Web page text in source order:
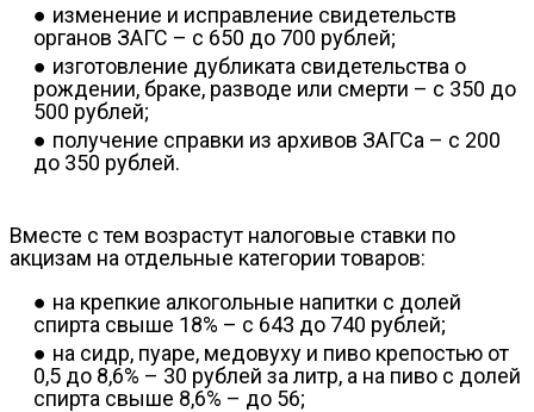
изменение и исправление свидетельств
органов ЗАГС – с 650 до 700 рублей;
изготовление дубликата свидетельства о
рождении, браке, разводе или смерти – с 350 до
500 рублей;
получение справки из архивов ЗАГСа – с 200
до 350 рублей.
Вместе с тем возрастут налоговые ставки по
акцизам на отдельные категории товаров:
на крепкие алкогольные напитки с долей
спирта свыше 18% – с 643 до 740 рублей;
на сидр, пуаре, медовуху и пиво крепостью от
0,5 до 8,6% – 30 рублей за литр, а на пиво с долей
спирта свыше 8,6% – до 56;